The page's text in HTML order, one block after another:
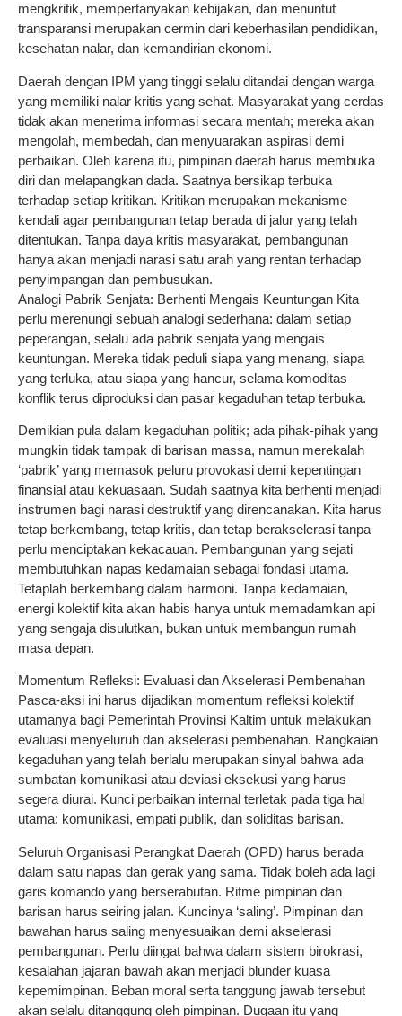
mengkritik, mempertanyakan kebijakan, dan menuntut
transparansi merupakan cermin dari keberhasilan pendidikan,
kesehatan nalar, dan kemandirian ekonomi.
Daerah dengan IPM yang tinggi selalu ditandai dengan warga
yang memiliki nalar kritis yang sehat. Masyarakat yang cerdas
tidak akan menerima informasi secara mentah; mereka akan
mengolah, membedah, dan menyuarakan aspirasi demi
perbaikan. Oleh karena itu, pimpinan daerah harus membuka
diri dan melapangkan dada. Saatnya bersikap terbuka
terhadap setiap kritikan. Kritikan merupakan mekanisme
kendali agar pembangunan tetap berada di jalur yang telah
ditentukan. Tanpa daya kritis masyarakat, pembangunan
hanya akan menjadi narasi satu arah yang rentan terhadap
penyimpangan dan pembusukan.
Analogi Pabrik Senjata: Berhenti Mengais Keuntungan Kita
perlu merenungi sebuah analogi sederhana: dalam setiap
peperangan, selalu ada pabrik senjata yang mengais
keuntungan. Mereka tidak peduli siapa yang menang, siapa
yang terluka, atau siapa yang hancur, selama komoditas
konflik terus diproduksi dan pasar kegaduhan tetap terbuka.
Demikian pula dalam kegaduhan politik; ada pihak-pihak yang
mungkin tidak tampak di barisan massa, namun merekalah
‘pabrik’ yang memasok peluru provokasi demi kepentingan
finansial atau kekuasaan. Sudah saatnya kita berhenti menjadi
instrumen bagi narasi destruktif yang direncanakan. Kita harus
tetap berkembang, tetap kritis, dan tetap berakselerasi tanpa
perlu menciptakan kekacauan. Pembangunan yang sejati
membutuhkan napas kedamaian sebagai fondasi utama.
Tetaplah berkembang dalam harmoni. Tanpa kedamaian,
energi kolektif kita akan habis hanya untuk memadamkan api
yang sengaja disulutkan, bukan untuk membangun rumah
masa depan.
Momentum Refleksi: Evaluasi dan Akselerasi Pembenahan
Pasca-aksi ini harus dijadikan momentum refleksi kolektif
utamanya bagi Pemerintah Provinsi Kaltim untuk melakukan
evaluasi menyeluruh dan akselerasi pembenahan. Rangkaian
kegaduhan yang telah berlalu merupakan sinyal bahwa ada
sumbatan komunikasi atau deviasi eksekusi yang harus
segera diurai. Kunci perbaikan internal terletak pada tiga hal
utama: komunikasi, empati publik, dan soliditas barisan.
Seluruh Organisasi Perangkat Daerah (OPD) harus berada
dalam satu napas dan gerak yang sama. Tidak boleh ada lagi
garis komando yang berserabutan. Ritme pimpinan dan
barisan harus seiring jalan. Kuncinya ‘saling’. Pimpinan dan
bawahan harus saling menyesuaikan demi akselerasi
pembangunan. Perlu diingat bahwa dalam sistem birokrasi,
kesalahan jajaran bawah akan menjadi blunder kuasa
kepemimpinan. Beban moral serta tanggung jawab tersebut
akan selalu ditanggung oleh pimpinan. Dugaan itu yang